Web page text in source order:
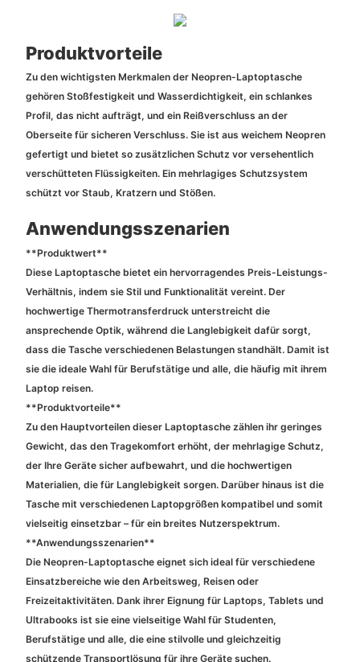
Produktvorteile
Zu den wichtigsten Merkmalen der Neopren-Laptoptasche
gehören Stoßfestigkeit und Wasserdichtigkeit, ein schlankes
Profil, das nicht aufträgt, und ein Reißverschluss an der
Oberseite für sicheren Verschluss. Sie ist aus weichem Neopren
gefertigt und bietet so zusätzlichen Schutz vor versehentlich
verschütteten Flüssigkeiten. Ein mehrlagiges Schutzsystem
schützt vor Staub, Kratzern und Stößen.
Anwendungsszenarien
**Produktwert**
Diese Laptoptasche bietet ein hervorragendes Preis-Leistungs-
Verhältnis, indem sie Stil und Funktionalität vereint. Der
hochwertige Thermotransferdruck unterstreicht die
ansprechende Optik, während die Langlebigkeit dafür sorgt,
dass die Tasche verschiedenen Belastungen standhält. Damit ist
sie die ideale Wahl für Berufstätige und alle, die häufig mit ihrem
Laptop reisen.
**Produktvorteile**
Zu den Hauptvorteilen dieser Laptoptasche zählen ihr geringes
Gewicht, das den Tragekomfort erhöht, der mehrlagige Schutz,
der Ihre Geräte sicher aufbewahrt, und die hochwertigen
Materialien, die für Langlebigkeit sorgen. Darüber hinaus ist die
Tasche mit verschiedenen Laptopgrößen kompatibel und somit
vielseitig einsetzbar – für ein breites Nutzerspektrum.
**Anwendungsszenarien**
Die Neopren-Laptoptasche eignet sich ideal für verschiedene
Einsatzbereiche wie den Arbeitsweg, Reisen oder
Freizeitaktivitäten. Dank ihrer Eignung für Laptops, Tablets und
Ultrabooks ist sie eine vielseitige Wahl für Studenten,
Berufstätige und alle, die eine stilvolle und gleichzeitig
schützende Transportlösung für ihre Geräte suchen.